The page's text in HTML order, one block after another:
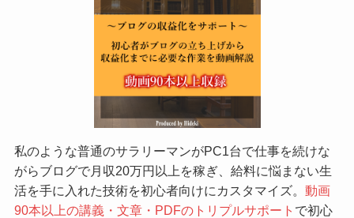
私のような普通のサラリーマンがPC1台で仕事を続けな
がらブログで月収20万円以上を稼ぎ、給料に悩まない生
活を手に入れた技術を初心者向けにカスタマイズ。 動画
90本以上の講義・文章・PDFのトリプルサポート で初心